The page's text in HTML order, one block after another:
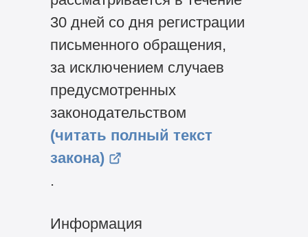
30 дней со дня регистрации
письменного обращения,
за исключением случаев
предусмотренных
законодательством
(читать полный текст
закона)
.
Информация